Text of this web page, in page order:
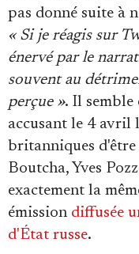
pas donné suite à
« Si je réagis sur
énervé par le
souvent au
perçue ». Il semble
accusant le 4 avril
britanniques d'être
Boutcha, Yves
exactement la
émission diffusée
d'État russe.